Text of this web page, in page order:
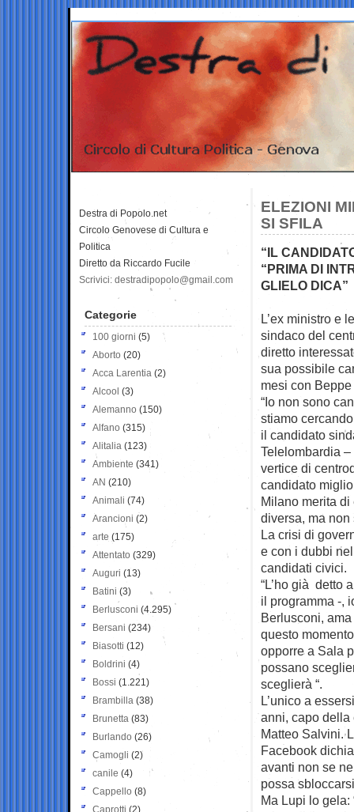
ELEZIONI
SI SFILA
“IL
“PRIMA DI
GLIELO DICA”
L’ex ministro e
sindaco del
diretto
sua possibile
mesi con
“Io non sono
stiamo
il candidato
Telelombardia
vertice di
candidato
Milano merita
diversa, ma non
La crisi di
e con i dubbi
candidati civici.
“L’ho già detto
il programma -,
Berlusconi,
questo
opporre a Sala
possano
sceglierà “.
L’unico a
anni, capo della
Matteo Salvini.
Facebook
avanti non se
possa
Ma Lupi lo gela:
Destra di Popolo.net
Circolo Genovese di Cultura e
Politica
Diretto da Riccardo Fucile
Scrivici: destradipopolo@gmail.com
Categorie
100 giorni (5)
Aborto (20)
Acca Larentia (2)
Alcool (3)
Alemanno (150)
Alfano (315)
Alitalia (123)
Ambiente (341)
AN (210)
Animali (74)
Arancioni (2)
arte (175)
Attentato (329)
Auguri (13)
Batini (3)
Berlusconi (4.295)
Bersani (234)
Biasotti (12)
Boldrini (4)
Bossi (1.221)
Brambilla (38)
Brunetta (83)
Burlando (26)
Camogli (2)
canile (4)
Cappello (8)
Caprotti (2)